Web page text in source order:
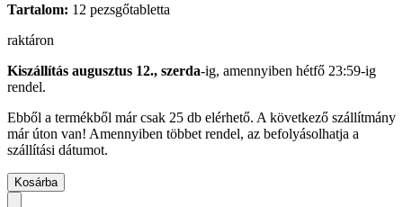
Tartalom: 12 pezsgőtabletta
raktáron
Kiszállítás augusztus 12., szerda-ig, amennyiben hétfő 23:59-ig
rendel.
Ebből a termékből már csak 25 db elérhető. A következő szállítmány
már úton van! Amennyiben többet rendel, az befolyásolhatja a
szállítási dátumot.
Kosárba